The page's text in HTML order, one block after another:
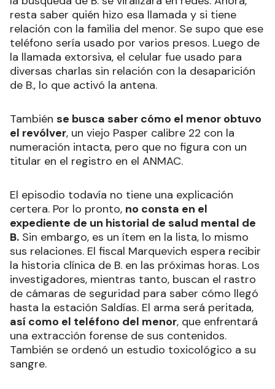
resta saber quién hizo esa llamada y si tiene
relación con la familia del menor. Se supo que ese
teléfono sería usado por varios presos. Luego de
la llamada extorsiva, el celular fue usado para
diversas charlas sin relación con la desaparición
de B., lo que activó la antena.
También se busca saber cómo el menor obtuvo
el revólver, un viejo Pasper calibre 22 con la
numeración intacta, pero que no figura con un
titular en el registro en el ANMAC.
El episodio todavía no tiene una explicación
certera. Por lo pronto, no consta en el
expediente de un historial de salud mental de
B. Sin embargo, es un ítem en la lista, lo mismo
sus relaciones. El fiscal Marquevich espera recibir
la historia clínica de B. en las próximas horas. Los
investigadores, mientras tanto, buscan el rastro
de cámaras de seguridad para saber cómo llegó
hasta la estación Saldías. El arma será peritada,
así como el teléfono del menor, que enfrentará
una extracción forense de sus contenidos.
También se ordenó un estudio toxicológico a su
sangre.